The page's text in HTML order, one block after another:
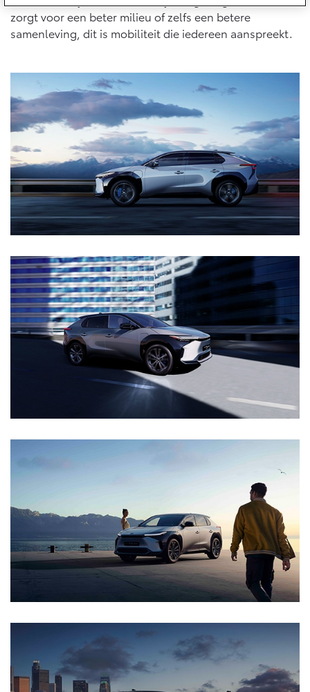
Vanaf € 39.995,- Vanaf € 48.995,-
Mirai
WATERSTOF-ELEKTRISCH
Vanaf € 76.695,-
Proace City (excl. BTW)
OOK ALS BATTERIJ-
ELEKTRISCH
Vanaf € 27.945,-
Proace (excl. BTW)
Vanaf € 37.500,-
Proace Verso
BATTERIJ-ELEKTRISCH
Proace Max (excl. BTW)
ELEKTRISCH
Hilux (excl. BTW)
OOK ALS BATTERIJ-
ELEKTRISCH
Land Cruiser (excl. BTW)
Connected check
Navigatie updates
zorgt voor een beter milieu of zelfs een betere
samenleving, dit is mobiliteit die iedereen aanspreekt.